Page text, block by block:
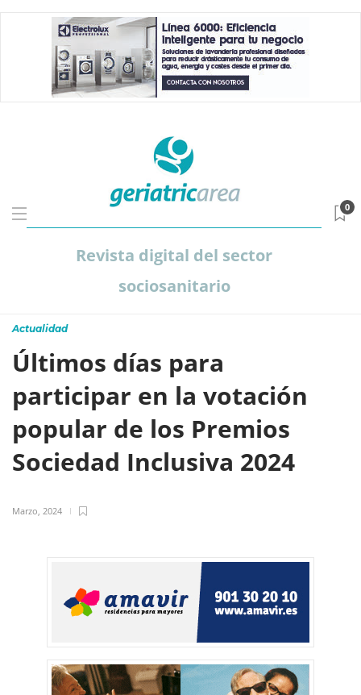
Revista digital del sector
sociosanitario
0
Actualidad
Últimos días para
participar en la votación
popular de los Premios
Sociedad Inclusiva 2024
Marzo, 2024